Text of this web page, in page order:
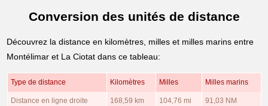
Conversion des unités de distance
Découvrez la distance en kilomètres, milles et milles marins entre
Montélimar et La Ciotat dans ce tableau:
Type de distance Kilomètres Milles Milles marins
Distance en ligne droite 168,59 km 104,76 mi 91,03 NM